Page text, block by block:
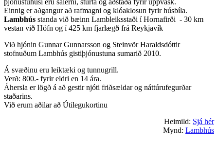
Einnig er aðgangur að rafmagni og klóaklosun fyrir húsbíla.
Lambhús standa við bæinn Lambleiksstaði í Hornafirði - 30 km
vestan við Höfn og í 425 km fjarlægð frá Reykjavík
Við hjónin Gunnar Gunnarsson og Steinvör Haraldsdóttir
stofnuðum Lambhús gistiþjónustuna sumarið 2010.
Á svæðinu eru leiktæki og tunnugrill.
Verð: 800.- fyrir eldri en 14 ára.
Áhersla er lögð á að gestir njóti friðsældar og náttúrufegurðar
staðarins.
Við erum aðilar að Útilegukortinu
Heimild: Sjá hér
Mynd: Lambhús